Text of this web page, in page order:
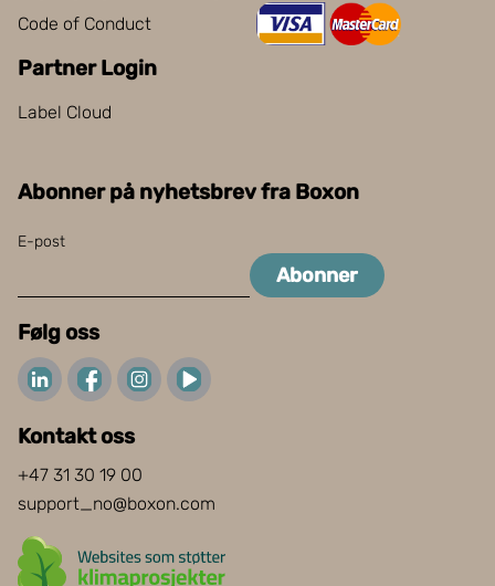
Code of Conduct
Partner Login
Label Cloud
Abonner på nyhetsbrev fra Boxon
E-post
Abonner
Følg oss
Kontakt oss
+47 31 30 19 00
support_no@boxon.com